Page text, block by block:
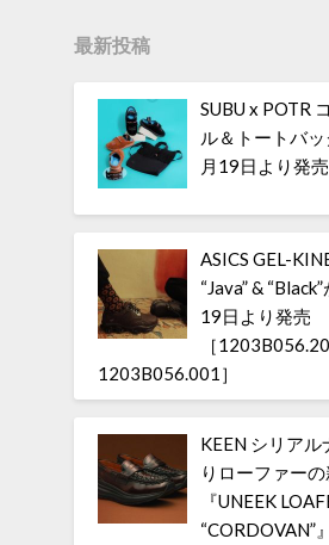
最新投稿
SUBU x POTR
ル＆トートバ
月19日より発売
ASICS GEL-
“Java” &
19日より発売
［
1203B056.001］
KEEN シリアル
りローファー
『UNEEK
“CORDOVAN”